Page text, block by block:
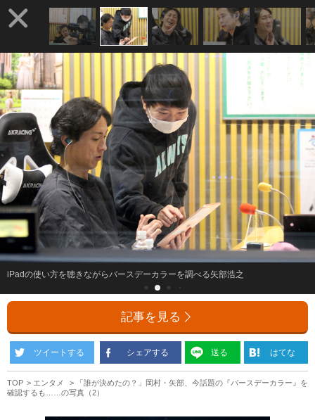
iPadの使い方を聴きながらバースデーカラーを調べる矢部浩之
記事を見る
ツイートする シェアする 送る はてな
TOP エンタメ
「誰が決めたの？」岡村・矢部、今話題の『バースデーカラー』を
確認するも……の写真（2）